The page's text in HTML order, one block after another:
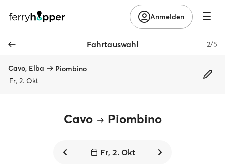
Anmelden
Fahrtauswahl 2/5
Cavo, Elba
Piombino
Fr, 2. Okt
Cavo Piombino
Fr, 2. Okt